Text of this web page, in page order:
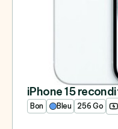
iPhone 15
Bon Bleu 256 Go